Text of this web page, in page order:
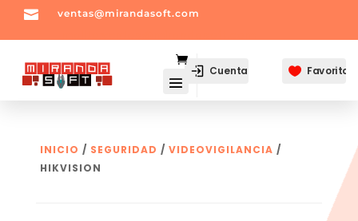
 ventas@mirandasoft.com
Cuenta  Favoritos
INICIO / SEGURIDAD / VIDEOVIGILANCIA /
HIKVISION